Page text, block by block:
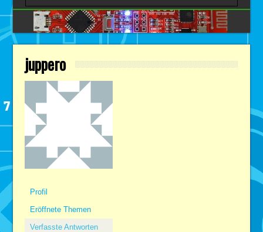
juppero
Profil
Eröffnete Themen
Verfasste Antworten